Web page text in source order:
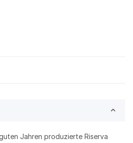
Jahren produzierte Riserva